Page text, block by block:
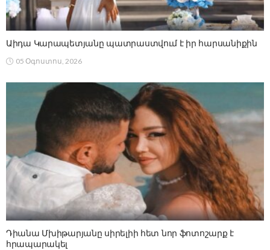
Աիդա Կարապետյանը պատրաստվում է իր հարսանիքին
05 Օգոստոս, 2026
Դիանա Մխիթարյանը սիրելիի հետ նոր ֆոտոշարք է
հրապարակել